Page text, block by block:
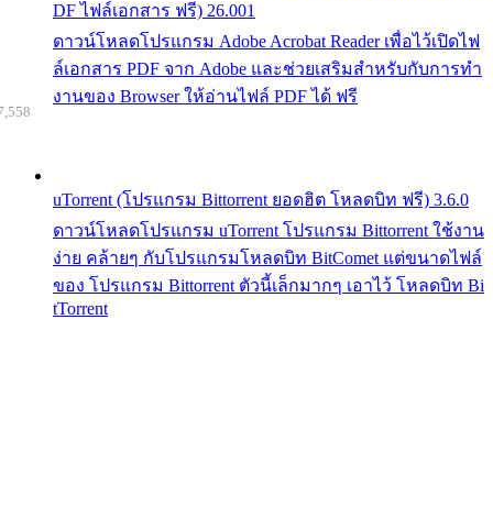
DF ไฟล์เอกสาร ฟรี) 26.001
ดาวน์โหลดโปรแกรม Adobe Acrobat Reader เพื่อไว้เปิดไฟ
ล์เอกสาร PDF จาก Adobe และช่วยเสริมสำหรับกับการทำ
งานของ Browser ให้อ่านไฟล์ PDF ได้ ฟรี
uTorrent (โปรแกรม Bittorrent ยอดฮิต โหลดบิท ฟรี) 3.6.0
ดาวน์โหลดโปรแกรม uTorrent โปรแกรม Bittorrent ใช้งาน
ง่าย คล้ายๆ กับโปรแกรมโหลดบิท BitComet แต่ขนาดไฟล์
ของ โปรแกรม Bittorrent ตัวนี้เล็กมากๆ เอาไว้ โหลดบิท Bi
tTorrent